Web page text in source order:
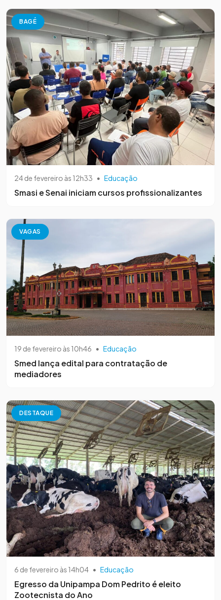
BAGÉ
24 de fevereiro às 12h33 • Educação
Smasi e Senai iniciam cursos profissionalizantes
VAGAS
19 de fevereiro às 10h46 • Educação
Smed lança edital para contratação de
mediadores
DESTAQUE
6 de fevereiro às 14h04 • Educação
Egresso da Unipampa Dom Pedrito é eleito
Zootecnista do Ano